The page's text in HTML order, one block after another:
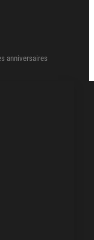
anniversaires